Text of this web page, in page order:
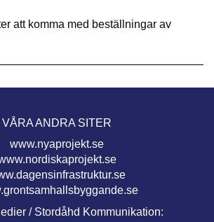
att komma med beställningar av
VÅRA ANDRA SITER
www.nyaprojekt.se
/ Stordåhd Kommunikation: